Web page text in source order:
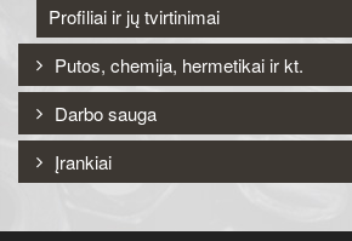
Profiliai ir jų tvirtinimai
Putos, chemija, hermetikai ir kt.
Darbo sauga
Įrankiai